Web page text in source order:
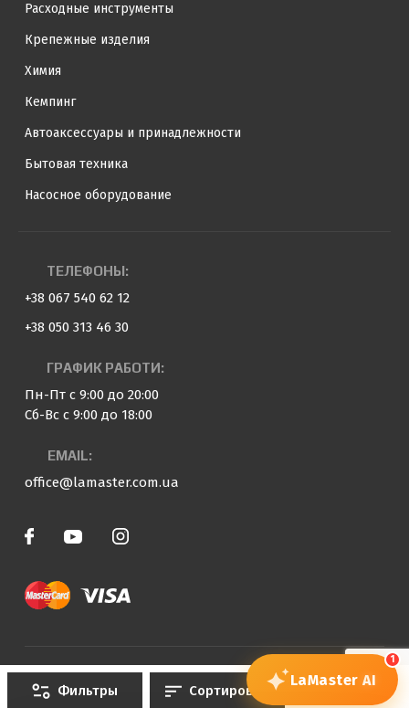
Фильтры Сортировка
© 2023 — 2026 «LaMaster»
Расходные инструменты
Крепежные изделия
Химия
Кемпинг
Автоаксессуары и принадлежности
Бытовая техника
Насосное оборудование
ТЕЛЕФОНЫ:
+38 067 540 62 12
+38 050 313 46 30
ГРАФИК РАБОТИ:
Пн-Пт с 9:00 до 20:00
Сб-Вс с 9:00 до 18:00
EMAIL:
office@lamaster.com.ua
1
LaMaster AI